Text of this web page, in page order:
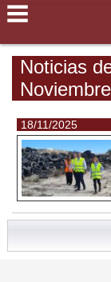
Noticias
18/11/2025